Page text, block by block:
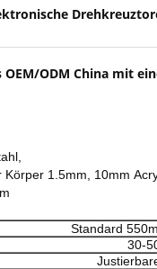
ODM China mit
Körper 1.5mm, 10mm
Standard
30-